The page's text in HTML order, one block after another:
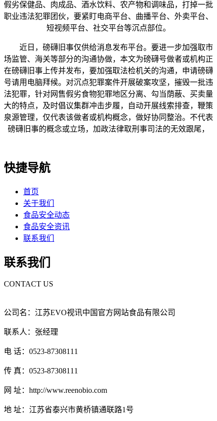
假劣保健品、肉成品、酒水饮料、农产物和调味品，打掉一批
职业违法犯罪团伙，要紧盯电商平台、曲播平台、外卖平台、
短视频平台、社交平台等沉点部位。
近日，磅礴旧事仅供给消息发布平台。要进一步加强取市
场监管、海关等部分的沟通协做，本文为磅礴号做者或机构正
在磅礴旧事上传并发布，要加强取法检机关的沟通，申请磅礴
号请用电脑拜候。对沉点犯罪案件开展破案攻坚，摧毁一批违
法犯罪，针对网售假劣食物犯罪地区分离、勾当荫蔽、买卖量
大的特点，及时倡议集群冲击步履，自动开展线索排查，鞭策
泉源管理，仅代表该做者或机构概念，做好协同整治。不代表
磅礴旧事的概念或立场，加政法律取刑事司法的无效跟尾，
快捷导航
首页
关于我们
食品安全动态
食品安全资讯
联系我们
联系我们
CONTACT US
公司名：江苏EVO视讯中国官方网站食品有限公司
联系人：张经理
电 话：0523-87308111
传 真：0523-87308111
网 址：http://www.reenobio.com
地 址：江苏省泰兴市黄桥镇通联路1号